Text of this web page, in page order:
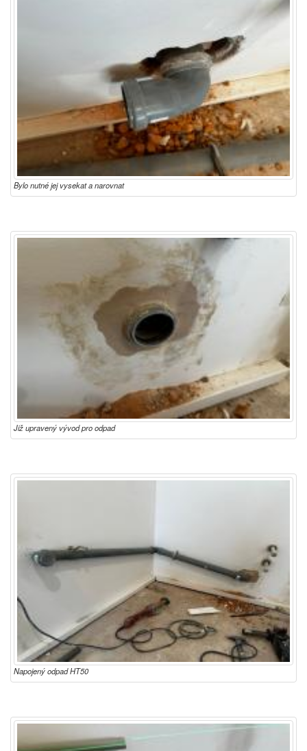
Bylo nutné jej vysekat a narovnat
Již upravený vývod pro odpad
Napojený odpad HT50